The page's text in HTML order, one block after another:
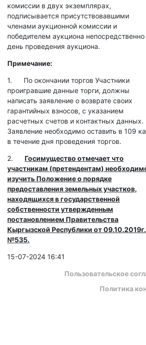
комиссии в двух экземплярах,
подписывается присутствовавшими
членами аукционной комиссии и
победителем аукциона непосредственно
день проведения аукциона.
Примечание:
1. По окончании торгов Участники
проигравшие данные торги, должны
написать заявление о возврате своих
гарантийных взносов, с указанием
расчетных счетов и контактных данных.
Заявление необходимо оставить в 109
в течение дня проведения торгов.
2. Госимущество отмечает что
участникам (претендентам)
изучить Положение о порядке
предоставления земельных участков,
находящихся в государственной
собственности утвержденным
постановлением Правительства
Кыргызской Республики от 09.10.2019г.
№535.
15-07-2024 16:41
Пользовательское
Политика